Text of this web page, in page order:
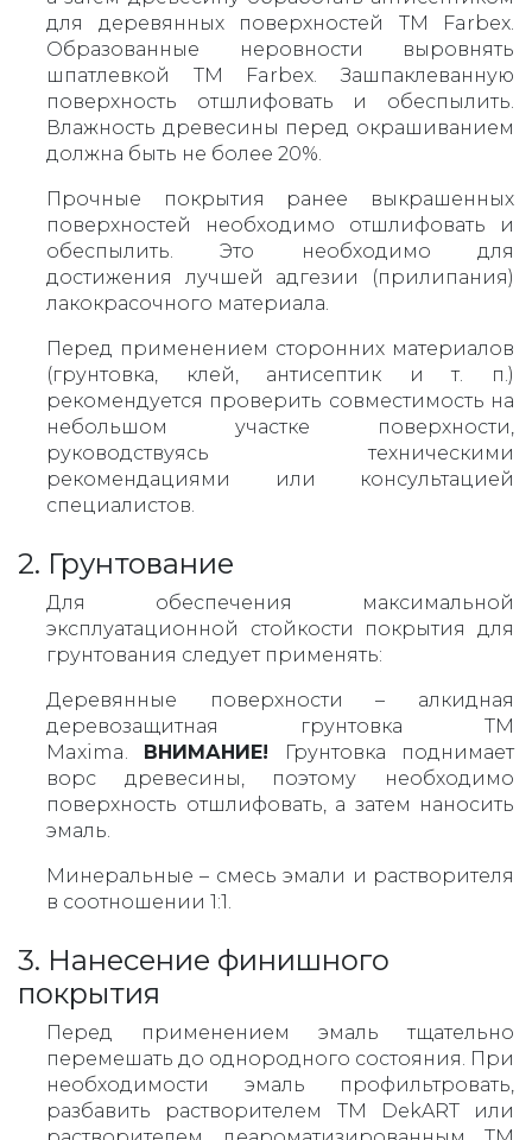
для деревянных поверхностей ТМ Farbex.
Образованные неровности выровнять
шпатлевкой ТМ Farbex. Зашпаклеванную
поверхность отшлифовать и обеспылить.
Влажность древесины перед окрашиванием
должна быть не более 20%.
Прочные покрытия ранее выкрашенных
поверхностей необходимо отшлифовать и
обеспылить. Это необходимо для
достижения лучшей адгезии (прилипания)
лакокрасочного материала.
Перед применением сторонних материалов
(грунтовка, клей, антисептик и т. п.)
рекомендуется проверить совместимость на
небольшом участке поверхности,
руководствуясь техническими
рекомендациями или консультацией
специалистов.
2. Грунтование
Для обеспечения максимальной
эксплуатационной стойкости покрытия для
грунтования следует применять:
Деревянные поверхности – алкидная
деревозащитная грунтовка ТМ
Maxima. ВНИМАНИЕ! Грунтовка поднимает
ворс древесины, поэтому необходимо
поверхность отшлифовать, а затем наносить
эмаль.
Минеральные – смесь эмали и растворителя
в соотношении 1:1.
3. Нанесение финишного
покрытия
Перед применением эмаль тщательно
перемешать до однородного состояния. При
необходимости эмаль профильтровать,
разбавить растворителем ТМ DekART или